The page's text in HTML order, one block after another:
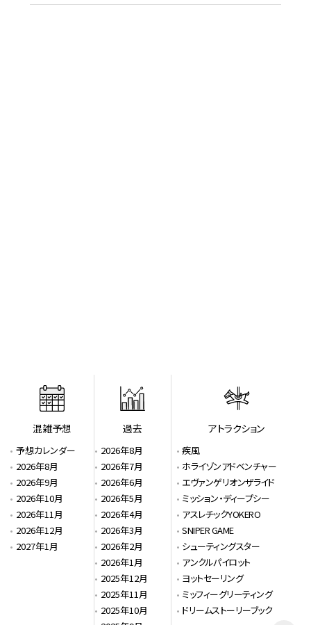
混雑予想
予想カレンダー
2026年8月
2026年9月
2026年10月
2026年11月
2026年12月
2027年1月
過去
2026年8月
2026年7月
2026年6月
2026年5月
2026年4月
2026年3月
2026年2月
2026年1月
2025年12月
2025年11月
2025年10月
アトラクション
疾風
ホライゾンアドベンチャー
エヴァンゲリオンザライド
ミッション・ディープシー
アスレチックYOKERO
SNIPER GAME
シューティングスター
アンクルパイロット
ヨットセーリング
ミッフィーグリーティング
ドリームストーリーブック